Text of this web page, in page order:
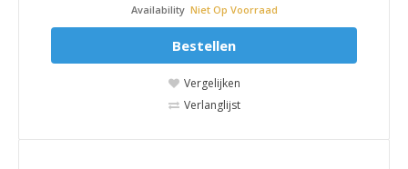
Availability Niet Op Voorraad
Bestellen
Vergelijken
Verlanglijst